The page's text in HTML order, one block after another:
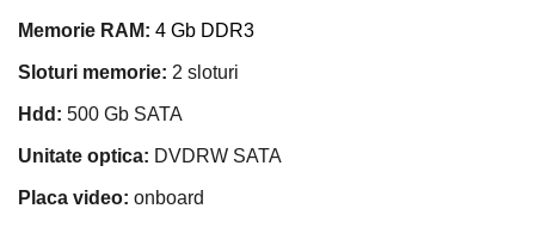
Memorie RAM: 4 Gb DDR3
Sloturi memorie: 2 sloturi
Hdd: 500 Gb SATA
Unitate optica: DVDRW SATA
Placa video: onboard